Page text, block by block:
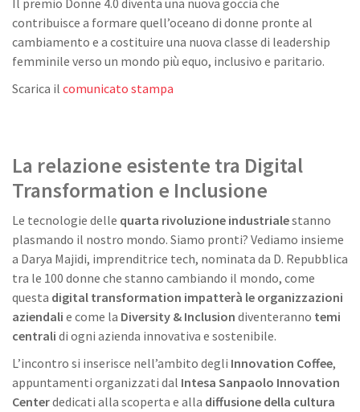
Il premio Donne 4.0 diventa una nuova goccia che
contribuisce a formare quell’oceano di donne pronte al
cambiamento e a costituire una nuova classe di leadership
femminile verso un mondo più equo, inclusivo e paritario.
Scarica il comunicato stampa
La relazione esistente tra Digital
Transformation e Inclusione
Le tecnologie delle quarta rivoluzione industrialestanno
plasmando il nostro mondo. Siamo pronti? Vediamo insieme
a Darya Majidi, imprenditrice tech, nominata da D. Repubblica
tra le 100 donne che stanno cambiando il mondo, come
questa digital transformation impatterà le organizzazioni
aziendali e come la Diversity & Inclusion diventeranno temi
centrali di ogni azienda innovativa e sostenibile.
L’incontro si inserisce nell’ambito degli Innovation Coffee,
appuntamenti organizzati dal Intesa Sanpaolo Innovation
Centerdedicati alla scoperta e alla diffusione della cultura